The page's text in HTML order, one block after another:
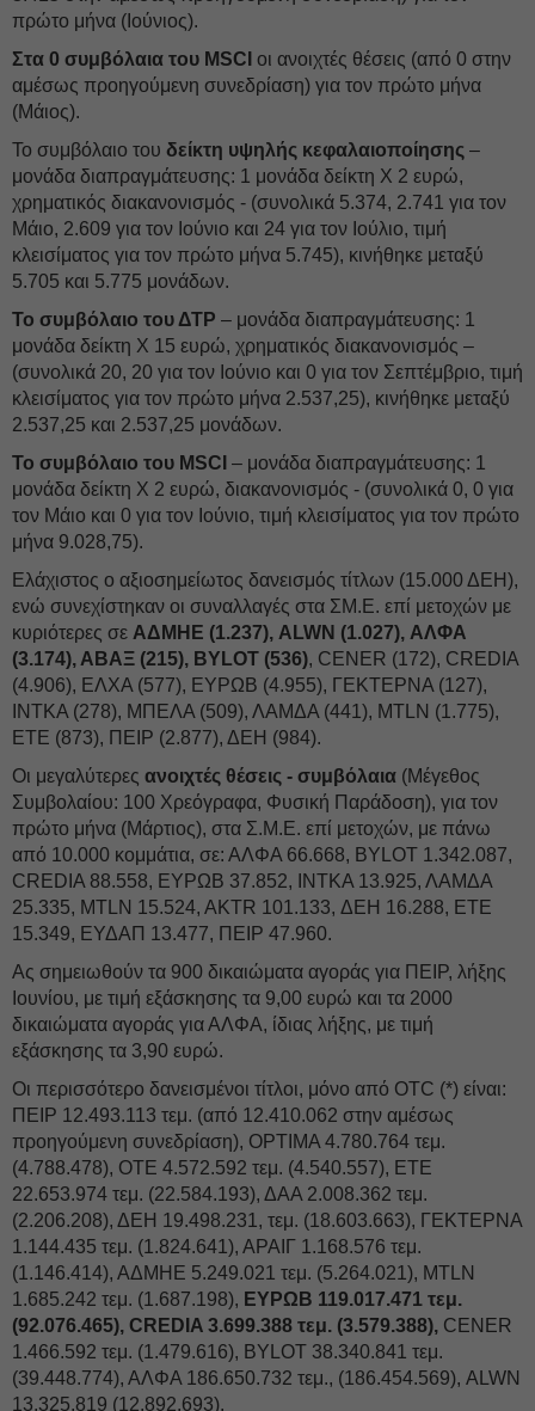
πρώτο μήνα (Ιούνιος).
Στα 0 συμβόλαια του MSCI οι ανοιχτές θέσεις (από 0 στην
αμέσως προηγούμενη συνεδρίαση) για τον πρώτο μήνα
(Μάιος).
Το συμβόλαιο του δείκτη υψηλής κεφαλαιοποίησης –
μονάδα διαπραγμάτευσης: 1 μονάδα δείκτη Χ 2 ευρώ,
χρηματικός διακανονισμός - (συνολικά 5.374, 2.741 για τον
Μάιο, 2.609 για τον Ιούνιο και 24 για τον Ιούλιο, τιμή
κλεισίματος για τον πρώτο μήνα 5.745), κινήθηκε μεταξύ
5.705 και 5.775 μονάδων.
Το συμβόλαιο του ΔΤΡ – μονάδα διαπραγμάτευσης: 1
μονάδα δείκτη Χ 15 ευρώ, χρηματικός διακανονισμός –
(συνολικά 20, 20 για τον Ιούνιο και 0 για τον Σεπτέμβριο, τιμή
κλεισίματος για τον πρώτο μήνα 2.537,25), κινήθηκε μεταξύ
2.537,25 και 2.537,25 μονάδων.
Το συμβόλαιο του MSCI – μονάδα διαπραγμάτευσης: 1
μονάδα δείκτη Χ 2 ευρώ, διακανονισμός - (συνολικά 0, 0 για
τον Μάιο και 0 για τον Ιούνιο, τιμή κλεισίματος για τον πρώτο
μήνα 9.028,75).
Ελάχιστος ο αξιοσημείωτος δανεισμός τίτλων (15.000 ΔΕΗ),
ενώ συνεχίστηκαν οι συναλλαγές στα ΣΜ.Ε. επί μετοχών με
κυριότερες σε ΑΔΜΗΕ (1.237), ALWN (1.027), ΑΛΦΑ
(3.174), ΑΒΑΞ (215), BYLOT (536), CENER (172), CREDIA
(4.906), ΕΛΧΑ (577), ΕΥΡΩΒ (4.955), ΓΕΚΤΕΡΝΑ (127),
ΙΝΤΚΑ (278), ΜΠΕΛΑ (509), ΛΑΜΔΑ (441), MTLN (1.775),
ΕΤΕ (873), ΠΕΙΡ (2.877), ΔΕΗ (984).
Οι μεγαλύτερες ανοιχτές θέσεις - συμβόλαια (Μέγεθος
Συμβολαίου: 100 Χρεόγραφα, Φυσική Παράδοση), για τον
πρώτο μήνα (Μάρτιος), στα Σ.Μ.Ε. επί μετοχών, με πάνω
από 10.000 κομμάτια, σε: ΑΛΦΑ 66.668, BYLOT 1.342.087,
CREDIA 88.558, ΕΥΡΩΒ 37.852, ΙΝΤΚΑ 13.925, ΛΑΜΔΑ
25.335, MTLN 15.524, AKTR 101.133, ΔΕΗ 16.288, ΕΤΕ
15.349, ΕΥΔΑΠ 13.477, ΠΕΙΡ 47.960.
Ας σημειωθούν τα 900 δικαιώματα αγοράς για ΠΕΙΡ, λήξης
Ιουνίου, με τιμή εξάσκησης τα 9,00 ευρώ και τα 2000
δικαιώματα αγοράς για ΑΛΦΑ, ίδιας λήξης, με τιμή
εξάσκησης τα 3,90 ευρώ.
Οι περισσότερο δανεισμένοι τίτλοι, μόνο από OTC (*) είναι:
ΠΕΙΡ 12.493.113 τεμ. (από 12.410.062 στην αμέσως
προηγούμενη συνεδρίαση), OPTIMA 4.780.764 τεμ.
(4.788.478), ΟΤΕ 4.572.592 τεμ. (4.540.557), ΕΤΕ
22.653.974 τεμ. (22.584.193), ΔΑΑ 2.008.362 τεμ.
(2.206.208), ΔΕΗ 19.498.231, τεμ. (18.603.663), ΓΕΚΤΕΡΝΑ
1.144.435 τεμ. (1.824.641), ΑΡΑΙΓ 1.168.576 τεμ.
(1.146.414), ΑΔΜΗΕ 5.249.021 τεμ. (5.264.021), MTLN
1.685.242 τεμ. (1.687.198), ΕΥΡΩΒ 119.017.471 τεμ.
(92.076.465), CREDIA 3.699.388 τεμ. (3.579.388), CENER
1.466.592 τεμ. (1.479.616), BYLOT 38.340.841 τεμ.
(39.448.774), ΑΛΦΑ 186.650.732 τεμ., (186.454.569), ALWN
13.325.819 (12.892.693).